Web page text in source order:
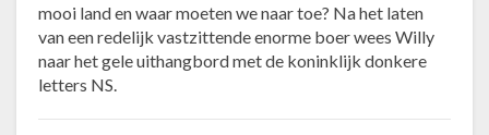
mooi land en waar moeten we naar toe? Na het laten
van een redelijk vastzittende enorme boer wees Willy
naar het gele uithangbord met de koninklijk donkere
letters NS.